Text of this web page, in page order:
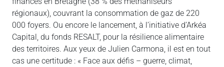
régionaux), couvrant la consommation de gaz de 220
000 foyers. Ou encore le lancement, à l’initiative d’Arkéa
Capital, du fonds RESALT, pour la résilience alimentaire
des territoires. Aux yeux de Julien Carmona, il est en tout
cas une certitude : « Face aux défis – guerre, climat,